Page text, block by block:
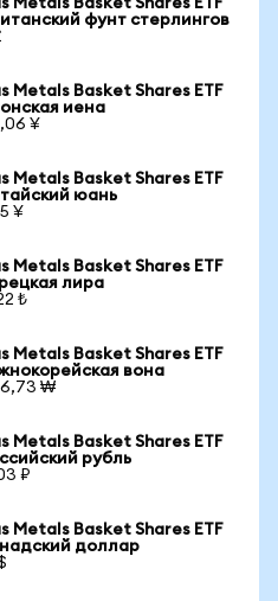
Metals Basket Shares ETF
фунт стерлингов
Metals Basket Shares ETF
иена
¥
Metals Basket Shares ETF
юань
¥
Metals Basket Shares ETF
лира
₺
Metals Basket Shares ETF
вона
₩
Metals Basket Shares ETF
рубль
₽
Metals Basket Shares ETF
доллар